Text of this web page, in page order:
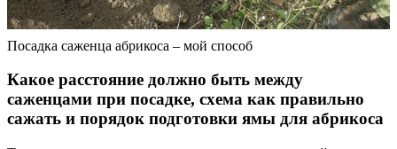
Посадка саженца абрикоса – мой способ
Какое расстояние должно быть между
саженцами при посадке, схема как правильно
сажать и порядок подготовки ямы для абрикоса